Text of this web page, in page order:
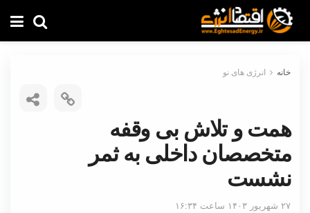
خانه انرژی های نو
همت و تلاش بی وقفه
متخصصان داخلی به ثمر
نشست
۲۷ شهریور ۱۴۰۳ ساعت ۱۶:۳۴